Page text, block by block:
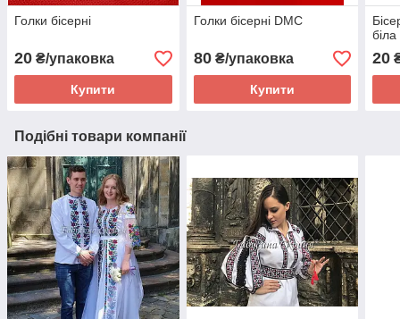
Голки бісерні
20 ₴/упаковка
Купити
Голки бісерні DMC
80₴/упаковка
Купити
біла
20
Подібні товари компанії